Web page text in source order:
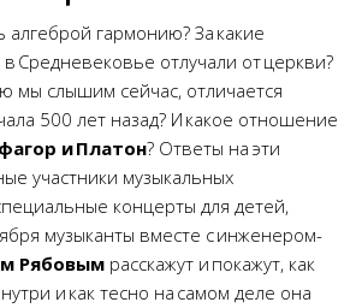
гармонию? За какие
Средневековье отлучали от церкви?
мы слышим сейчас, отличается
500 лет назад? И какое отношение
и Платон? Ответы на эти
участники музыкальных
концерты для детей,
музыканты вместе с инженером-
Рябовым расскажут и покажут, как
и как тесно на самом деле она